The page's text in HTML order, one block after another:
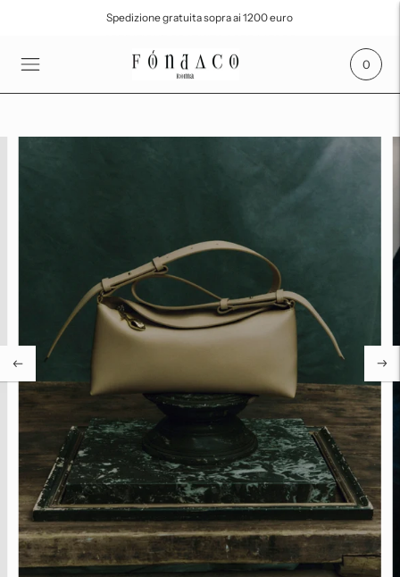
Spedizione gratuita sopra ai 1200 euro
SPEDIZIONE GRATUITA SOPRA I 700€
0